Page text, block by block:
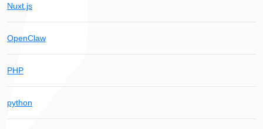
Nuxt.js
OpenClaw
PHP
python